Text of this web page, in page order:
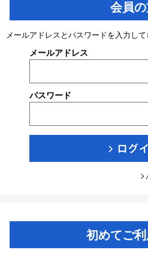
会員
メールアドレスとパスワードを入力して
メールアドレス
パスワード
初めてご